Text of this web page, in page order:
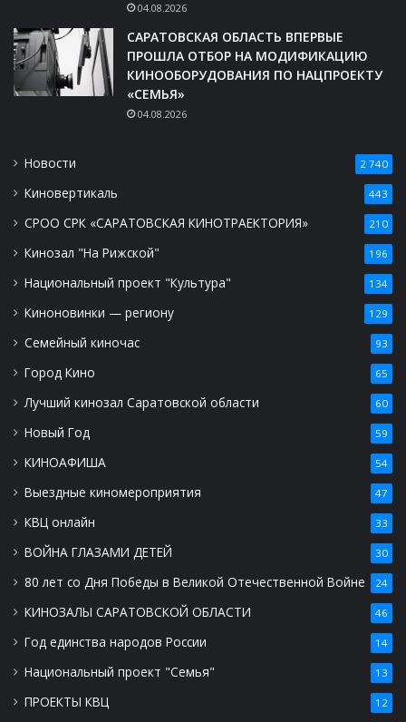
04.08.2026
САРАТОВСКАЯ ОБЛАСТЬ ВПЕРВЫЕ
ПРОШЛА ОТБОР НА МОДИФИКАЦИЮ
КИНООБОРУДОВАНИЯ ПО НАЦПРОЕКТУ
«СЕМЬЯ»
04.08.2026
Новости 2 740
Киновертикаль 443
СРОО СРК «САРАТОВСКАЯ КИНОТРАЕКТОРИЯ» 210
Кинозал "На Рижской" 196
Национальный проект "Культура" 134
Киноновинки — региону 129
Семейный киночас 93
Город Кино 65
Лучший кинозал Саратовской области 60
Новый Год 59
КИНОАФИША 54
Выездные киномероприятия 47
КВЦ онлайн 33
ВОЙНА ГЛАЗАМИ ДЕТЕЙ 30
80 лет со Дня Победы в Великой Отечественной Войне 24
КИНОЗАЛЫ САРАТОВСКОЙ ОБЛАСТИ 46
Год единства народов России 14
Национальный проект "Семья" 13
ПРОЕКТЫ КВЦ 12